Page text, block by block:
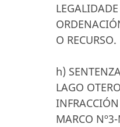
O RECURSO.
h)
LAGO
MARCO